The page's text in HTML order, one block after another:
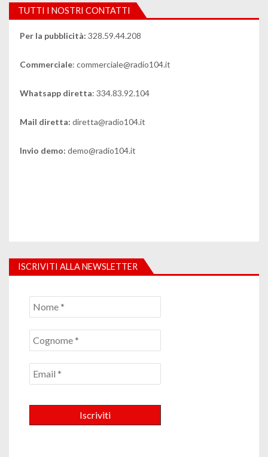
TUTTI I NOSTRI CONTATTI
Per la pubblicità: 328.59.44.208
Commerciale: commerciale@radio104.it
Whatsapp diretta: 334.83.92.104
Mail diretta: diretta@radio104.it
Invio demo: demo@radio104.it
ISCRIVITI ALLA NEWSLETTER